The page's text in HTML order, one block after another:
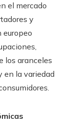
el mercado
y
europeo
los aranceles
en la variedad